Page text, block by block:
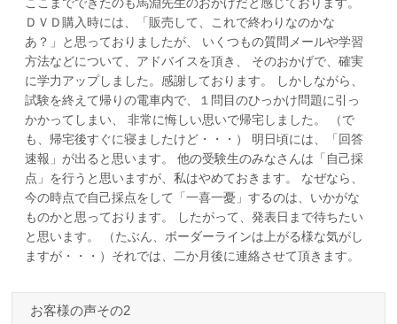
ＤＶＤ購入時には、「販売して、これで終わりなのかな
あ？」と思っておりましたが、 いくつもの質問メールや学習
方法などについて、アドバイスを頂き、 そのおかげで、確実
に学力アップしました。感謝しております。 しかしながら、
試験を終えて帰りの電車内で、１問目のひっかけ問題に引っ
かかってしまい、 非常に悔しい思いで帰宅しました。 （で
も、帰宅後すぐに寝ましたけど・・・） 明日頃には、「回答
速報」が出ると思います。 他の受験生のみなさんは「自己採
点」を行うと思いますが、私はやめておきます。 なぜなら、
今の時点で自己採点をして「一喜一憂」するのは、いかがな
ものかと思っております。 したがって、発表日まで待ちたい
と思います。 （たぶん、ボーダーラインは上がる様な気がし
ますが・・・）それでは、二か月後に連絡させて頂きます。
お客様の声その2